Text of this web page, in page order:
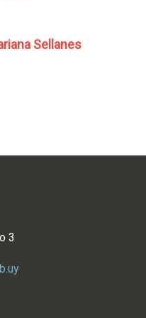
Sellanes
3